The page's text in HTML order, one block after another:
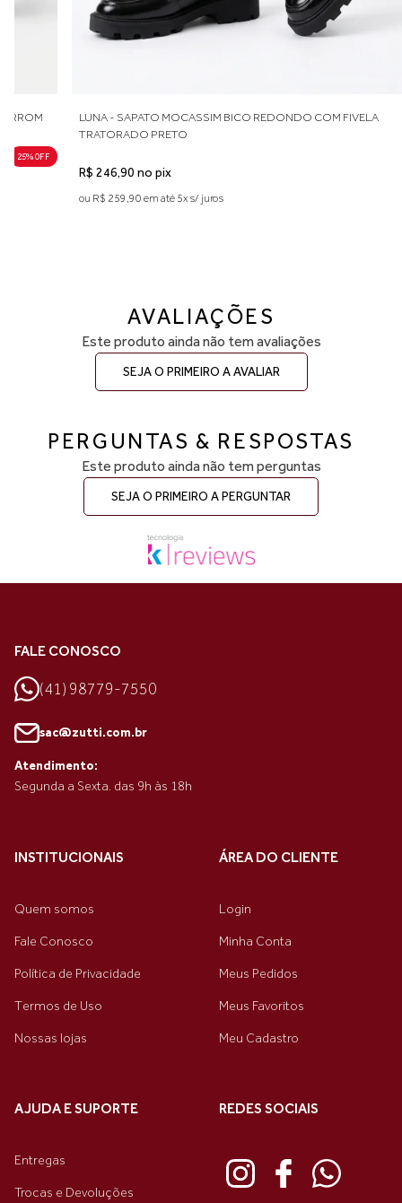
25% 0FF
LUNA - SAPATO MOCASSIM BICO REDONDO COM FIVELA
TRATORADO PRETO
R$ 246,90 no pix
ou R$ 259,90 em até 5x s/ juros
AVALIAÇÕES
Este produto ainda não tem avaliações
SEJA O PRIMEIRO A AVALIAR
PERGUNTAS & RESPOSTAS
Este produto ainda não tem perguntas
SEJA O PRIMEIRO A PERGUNTAR
FALE CONOSCO
(41) 98779-7550
sac@zutti.com.br
Atendimento:
Segunda a Sexta. das 9h às 18h
INSTITUCIONAIS
Quem somos
Fale Conosco
Política de Privacidade
Termos de Uso
Nossas lojas
ÁREA DO CLIENTE
Login
Minha Conta
Meus Pedidos
Meus Favoritos
Meu Cadastro
AJUDA E SUPORTE
Entregas
Trocas e Devoluções
REDES SOCIAIS